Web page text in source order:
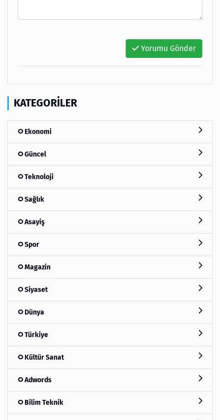
Yorumu Gönder
KATEGORILER
Ekonomi
Güncel
Teknoloji
Sağlık
Asayiş
Spor
Magazin
Siyaset
Dünya
Türkiye
Kültür Sanat
Adwords
Bilim Teknik